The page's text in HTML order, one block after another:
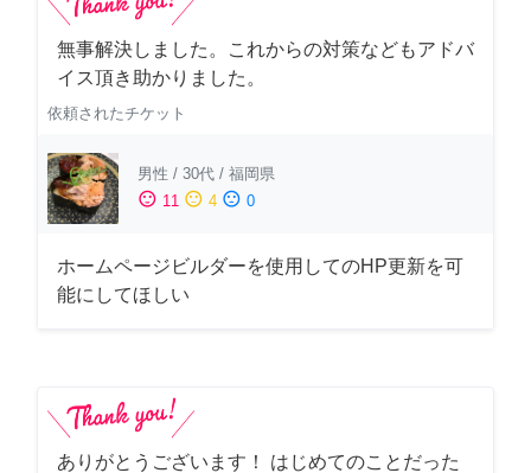
無事解決しました。これからの対策などもアドバ
イス頂き助かりました。
依頼されたチケット
男性 / 30代 / 福岡県
sentiment_satisfied 11 sentiment_neutral 4 sentiment_dissatisfied 0
ホームページビルダーを使用してのHP更新を可
能にしてほしい
ありがとうございます！ はじめてのことだった